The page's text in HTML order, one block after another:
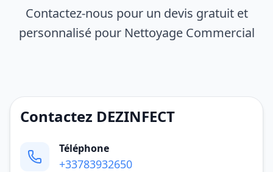
Contactez-nous pour un devis gratuit et
personnalisé pour Nettoyage Commercial
Contactez DEZINFECT
Téléphone
+33783932650